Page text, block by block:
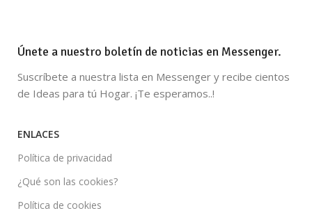
Únete a nuestro boletín de noticias en Messenger.
Suscríbete a nuestra lista en Messenger y recibe cientos
de Ideas para tú Hogar. ¡Te esperamos..!
ENLACES
Política de privacidad
¿Qué son las cookies?
Política de cookies